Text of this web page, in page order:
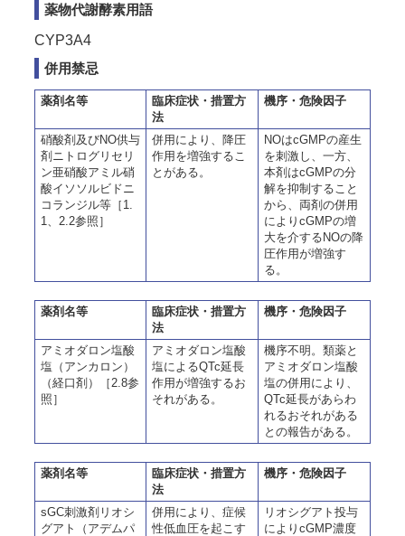
薬物代謝酵素用語
CYP3A4
併用禁忌
薬剤名等
臨床症状・措置方
法
機序・危険因子
硝酸剤及びNO供与
剤ニトログリセリ
ン亜硝酸アミル硝
酸イソソルビドニ
コランジル等［1.
1、2.2参照］
併用により、降圧
作用を増強するこ
とがある。
NOはcGMPの産生
を刺激し、一方、
本剤はcGMPの分
解を抑制すること
から、両剤の併用
によりcGMPの増
大を介するNOの降
圧作用が増強す
る。
薬剤名等
臨床症状・措置方
法
機序・危険因子
アミオダロン塩酸
塩（アンカロン）
（経口剤）［2.8参
照］
アミオダロン塩酸
塩によるQTc延長
作用が増強するお
それがある。
機序不明。類薬と
アミオダロン塩酸
塩の併用により、
QTc延長があらわ
れるおそれがある
との報告がある。
薬剤名等
臨床症状・措置方
法
機序・危険因子
sGC刺激剤リオシ
グアト（アデムパ
併用により、症候
性低血圧を起こす
リオシグアト投与
によりcGMP濃度